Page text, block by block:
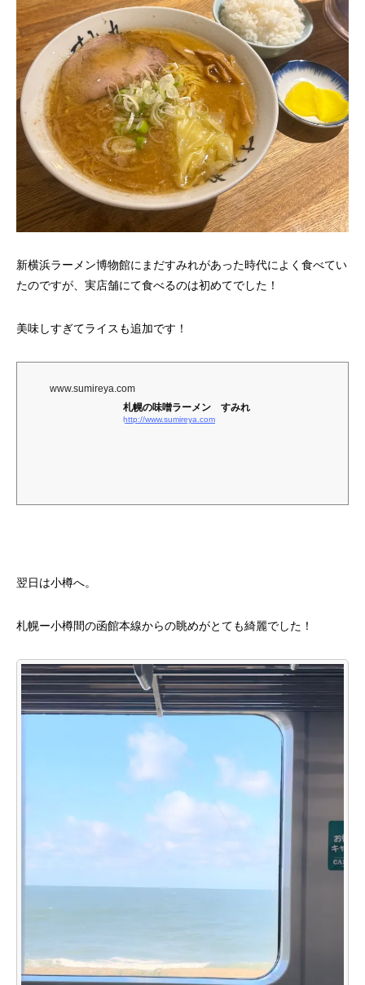
新横浜ラーメン博物館にまだすみれがあった時代によく食べてい
たのですが、実店舗にて食べるのは初めてでした！
美味しすぎてライスも追加です！
www.sumireya.com
札幌の味噌ラーメン すみれ
http://www.sumireya.com
翌日は小樽へ。
札幌ー小樽間の函館本線からの眺めがとても綺麗でした！